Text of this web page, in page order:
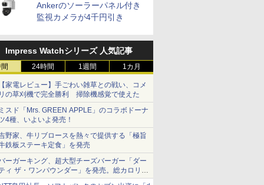
Ankerのソーラーパネル付き
監視カメラが4千円引き
Impress Watchシリーズ 人気記事
24時間 1週間 1カ月
家電レビュー】手ごわい雑草との戦い、コメ
の草刈機で完全勝利 掃除機感覚で使えた
スド「Mrs. GREEN APPLE」のコラボドーナ
4種、いよいよ発売！
野家、牛リブロースを熱々で提供する「極旨
鉄板ステーキ定食」を発売
ーガーキング、超大型チーズバーガー「ダー
ィ ザ・ワンパウンダー」を発売。総カロリー
1656kcal、総重量約527g！